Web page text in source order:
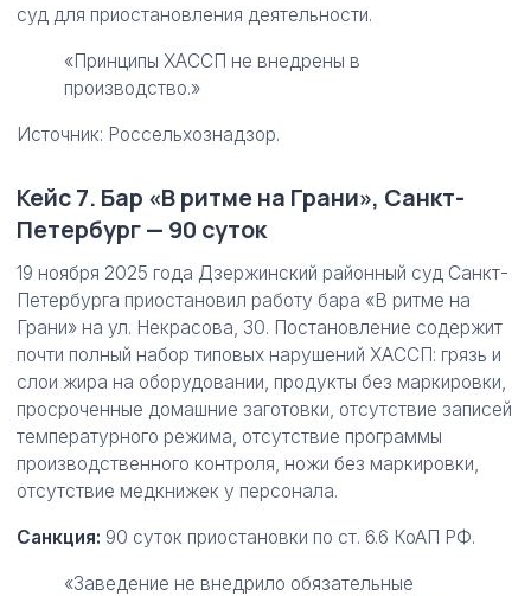
суд для приостановления деятельности.
«Принципы ХАССП не внедрены в
производство.»
Источник: Россельхознадзор.
Кейс 7. Бар «В ритме на Грани», Санкт-
Петербург — 90 суток
19 ноября 2025 года Дзержинский районный суд Санкт-
Петербурга приостановил работу бара «В ритме на
Грани» на ул. Некрасова, 30. Постановление содержит
почти полный набор типовых нарушений ХАССП: грязь и
слои жира на оборудовании, продукты без маркировки,
просроченные домашние заготовки, отсутствие записей
температурного режима, отсутствие программы
производственного контроля, ножи без маркировки,
отсутствие медкнижек у персонала.
Санкция: 90 суток приостановки по ст. 6.6 КоАП РФ.
«Заведение не внедрило обязательные